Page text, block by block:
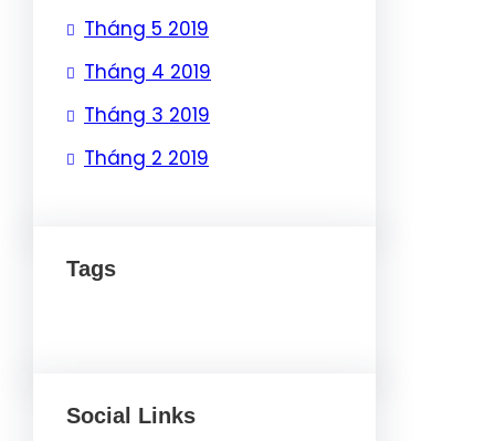
Tháng 5 2019
Tháng 4 2019
Tháng 3 2019
Tháng 2 2019
Tags
Social Links